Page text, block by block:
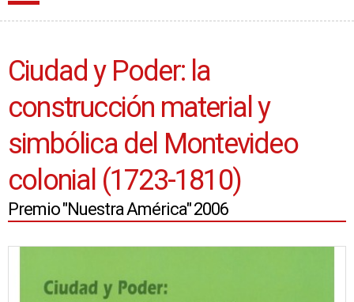
Ciudad y Poder: la
construcción material y
simbólica del Montevideo
colonial (1723-1810)
Premio "Nuestra América" 2006